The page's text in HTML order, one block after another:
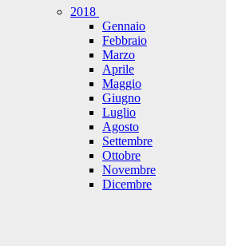
2018
Gennaio
Febbraio
Marzo
Aprile
Maggio
Giugno
Luglio
Agosto
Settembre
Ottobre
Novembre
Dicembre